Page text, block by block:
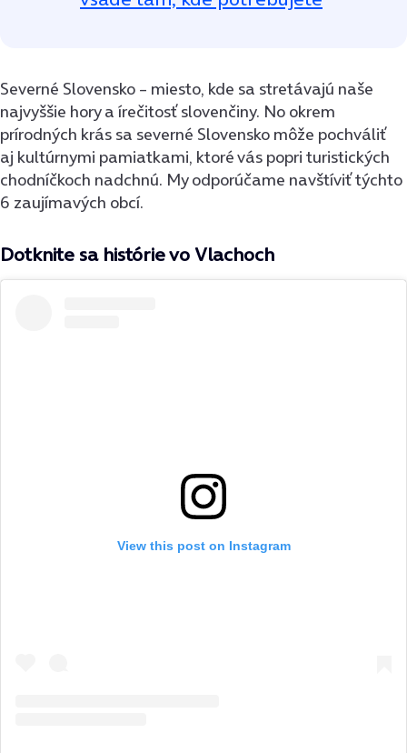
Severné Slovensko – miesto, kde sa stretávajú naše
najvyššie hory a írečitosť slovenčiny. No okrem
prírodných krás sa severné Slovensko môže pochváliť
aj kultúrnymi pamiatkami, ktoré vás popri turistických
chodníčkoch nadchnú. My odporúčame navštíviť týchto
6 zaujímavých obcí.
Dotknite sa histórie vo Vlachoch
View this post on Instagram